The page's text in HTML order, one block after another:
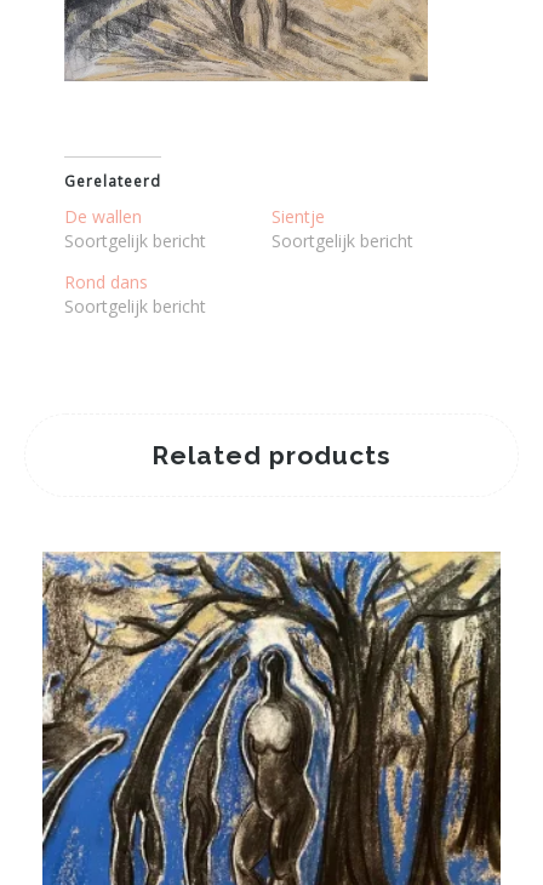
Gerelateerd
De wallen
Soortgelijk bericht
Sientje
Soortgelijk bericht
Rond dans
Soortgelijk bericht
Related products